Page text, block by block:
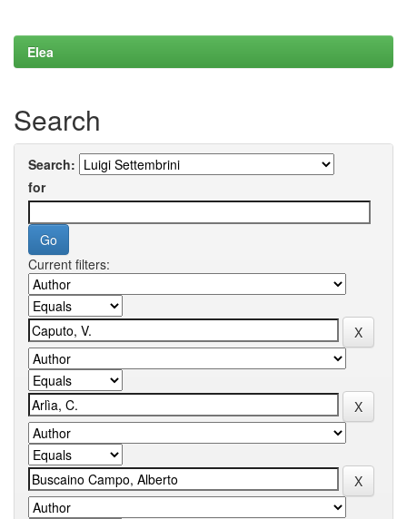
Elea
Search
Search:
for
Current filters: